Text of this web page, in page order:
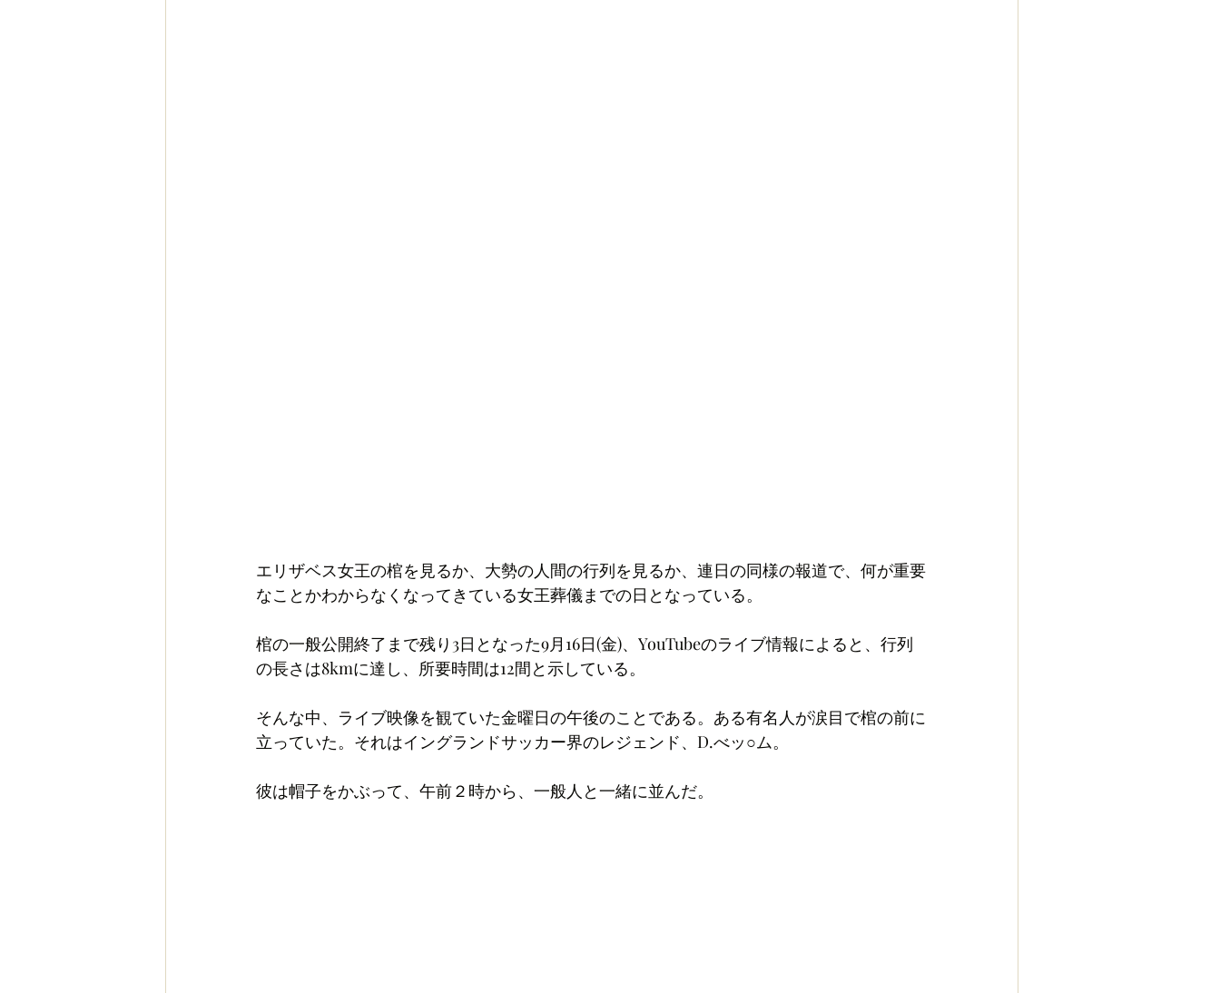
エリザベス女王の棺を見るか、大勢の人間の行列を見るか、連日の同様の報道で、何が重要
なことかわからなくなってきている女王葬儀までの日となっている。
棺の一般公開終了まで残り3日となった9月16日(金)、YouTubeのライブ情報によると、行列
の長さは8kmに達し、所要時間は12間と示している。
そんな中、ライブ映像を観ていた金曜日の午後のことである。ある有名人が涙目で棺の前に
立っていた。それはイングランドサッカー界のレジェンド、D.べッ○ム。
彼は帽子をかぶって、午前２時から、一般人と一緒に並んだ。